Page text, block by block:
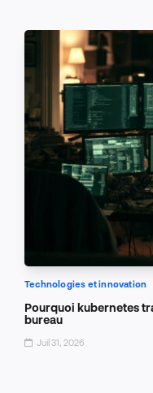
Technologies et innovation
Pourquoi kubernetes
bureau
Juil 31, 2026